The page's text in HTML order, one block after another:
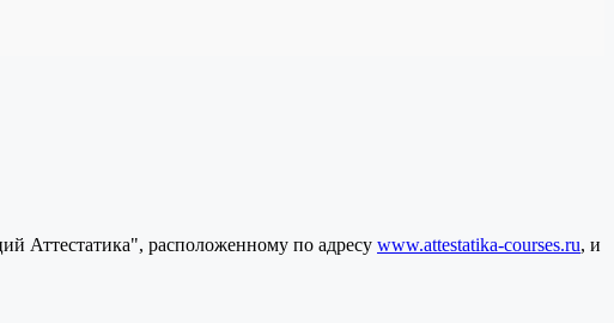
Аттестатика", расположенному по адресу www.attestatika-courses.ru, и